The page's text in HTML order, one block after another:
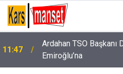
11:47
Ardahan TSO Başkanı
Emiroğlu’na